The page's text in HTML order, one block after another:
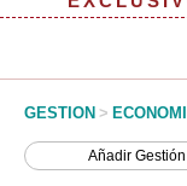
Management &
GESTION >
AñadirGestión